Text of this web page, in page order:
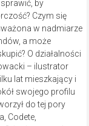
by
Czym się
w nadmiarze
a może
O działalności
– ilustrator
lat mieszkający i
swojego profilu
do tej pory
Codete,